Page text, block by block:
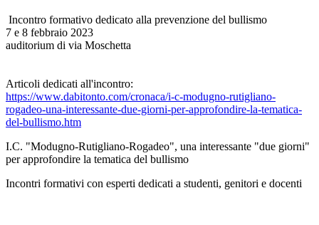
Incontro formativo dedicato alla prevenzione del bullismo
7 e 8 febbraio 2023
auditorium di via Moschetta
Articoli dedicati all'incontro:
https://www.dabitonto.com/cronaca/i-c-modugno-rutigliano-
rogadeo-una-interessante-due-giorni-per-approfondire-la-tematica-
del-bullismo.htm
I.C. "Modugno-Rutigliano-Rogadeo", una interessante "due giorni"
per approfondire la tematica del bullismo
Incontri formativi con esperti dedicati a studenti, genitori e docenti